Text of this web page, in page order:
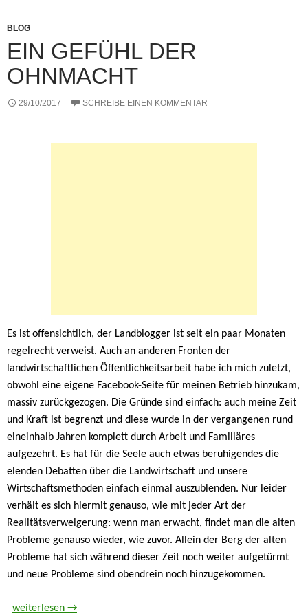
BLOG
EIN GEFÜHL DER
OHNMACHT
29/10/2017 SCHREIBE EINEN KOMMENTAR
Es ist offensichtlich, der Landblogger ist seit ein paar Monaten
regelrecht verweist. Auch an anderen Fronten der
landwirtschaftlichen Öffentlichkeitsarbeit habe ich mich zuletzt,
obwohl eine eigene Facebook-Seite für meinen Betrieb hinzukam,
massiv zurückgezogen. Die Gründe sind einfach: auch meine Zeit
und Kraft ist begrenzt und diese wurde in der vergangenen rund
eineinhalb Jahren komplett durch Arbeit und Familiäres
aufgezehrt. Es hat für die Seele auch etwas beruhigendes die
elenden Debatten über die Landwirtschaft und unsere
Wirtschaftsmethoden einfach einmal auszublenden. Nur leider
verhält es sich hiermit genauso, wie mit jeder Art der
Realitätsverweigerung: wenn man erwacht, findet man die alten
Probleme genauso wieder, wie zuvor. Allein der Berg der alten
Probleme hat sich während dieser Zeit noch weiter aufgetürmt
und neue Probleme sind obendrein noch hinzugekommen.
Ein Gefühl der Ohnmacht
weiterlesen →